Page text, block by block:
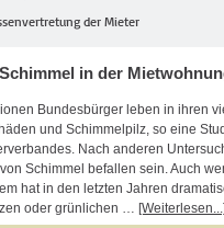
der Mieter
in der
Bundesbürger leben in ihren
und Schimmelpilz, so eine
Nach anderen
Schimmel befallen sein. Auch
hat in den letzten Jahren
oder grünlichen …